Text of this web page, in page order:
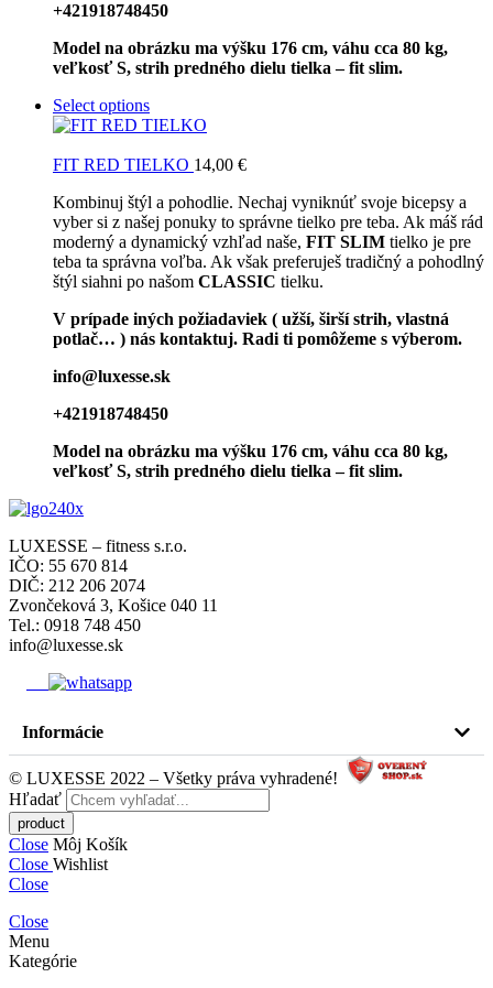
+421918748450
Model na obrázku ma výšku 176 cm, váhu cca 80 kg,
veľkosť S, strih predného dielu tielka – fit slim.
Select options
FIT RED TIELKO 14,00 €
Kombinuj štýl a pohodlie. Nechaj vyniknúť svoje bicepsy a
vyber si z našej ponuky to správne tielko pre teba. Ak máš rád
moderný a dynamický vzhľad naše, FIT SLIM tielko je pre
teba ta správna voľba. Ak však preferuješ tradičný a pohodlný
štýl siahni po našom CLASSIC tielku.
V prípade iných požiadaviek ( užší, širší strih, vlastná
potlač… ) nás kontaktuj. Radi ti pomôžeme s výberom.
info@luxesse.sk
+421918748450
Model na obrázku ma výšku 176 cm, váhu cca 80 kg,
veľkosť S, strih predného dielu tielka – fit slim.
LUXESSE – fitness s.r.o.
IČO: 55 670 814
DIČ: 212 206 2074
Zvončeková 3, Košice 040 11
Tel.: 0918 748 450
info@luxesse.sk
Informácie
© LUXESSE 2022 – Všetky práva vyhradené!
Hľadať
Close Môj Košík
Close Wishlist
Close
Close
Menu
Kategórie